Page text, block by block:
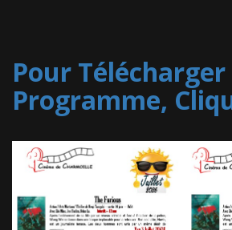
Pour
Programme,